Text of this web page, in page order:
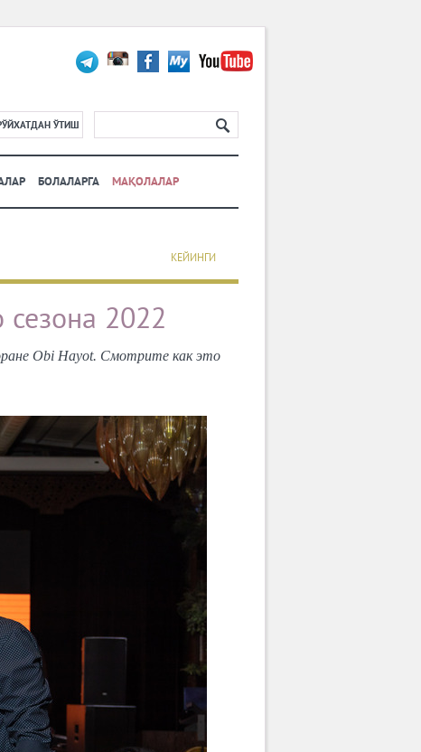
ЎТИШ
БОЛАЛАРГА МАҚОЛАЛАР
КЕЙИНГИ
сезона 2022
Obi Hayot. Смотрите как это